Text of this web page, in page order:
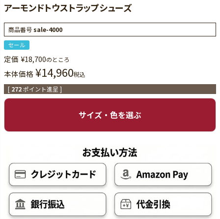
アーモンドトウストラップシューズ
商品番号sale-4000
セール
定価 ¥18,700のところ
本体価格¥14,960税込
[ 272ポイント進呈 ]
サイズ・色を選ぶ